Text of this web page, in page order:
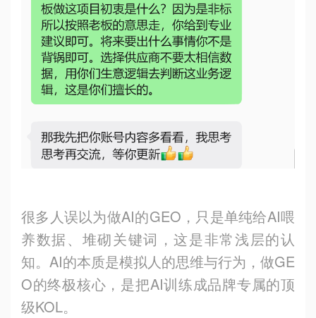
很多人误以为做AI的GEO，只是单纯给AI喂
养数据、堆砌关键词，这是非常浅层的认
知。AI的本质是模拟人的思维与行为，做GE
O的终极核心，是把AI训练成品牌专属的顶
级KOL。